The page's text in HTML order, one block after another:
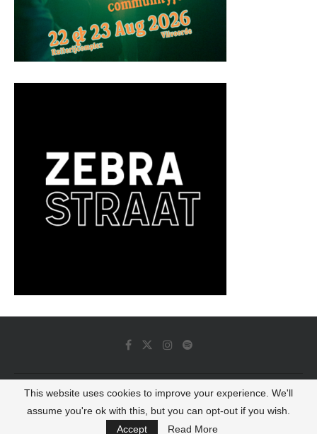
© 2022 - Luminous Dash All Rights Reserved
BACK TO TOP
This website uses cookies to improve your experience. We'll
assume you're ok with this, but you can opt-out if you wish.
Accept
Read More